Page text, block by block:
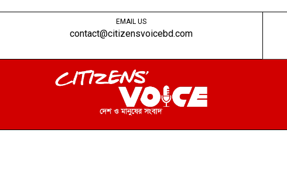
EMAIL US
contact@citizensvoicebd.com